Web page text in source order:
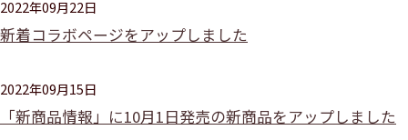
2022年09月22日
新着コラボページをアップしました
2022年09月15日
「新商品情報」に10月1日発売の新商品をアップしました